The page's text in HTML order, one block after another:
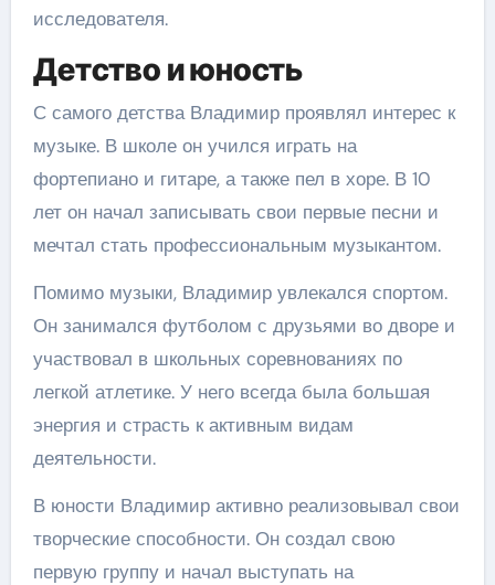
исследователя.
Детство и юность
С самого детства Владимир проявлял интерес к
музыке. В школе он учился играть на
фортепиано и гитаре, а также пел в хоре. В 10
лет он начал записывать свои первые песни и
мечтал стать профессиональным музыкантом.
Помимо музыки, Владимир увлекался спортом.
Он занимался футболом с друзьями во дворе и
участвовал в школьных соревнованиях по
легкой атлетике. У него всегда была большая
энергия и страсть к активным видам
деятельности.
В юности Владимир активно реализовывал свои
творческие способности. Он создал свою
первую группу и начал выступать на